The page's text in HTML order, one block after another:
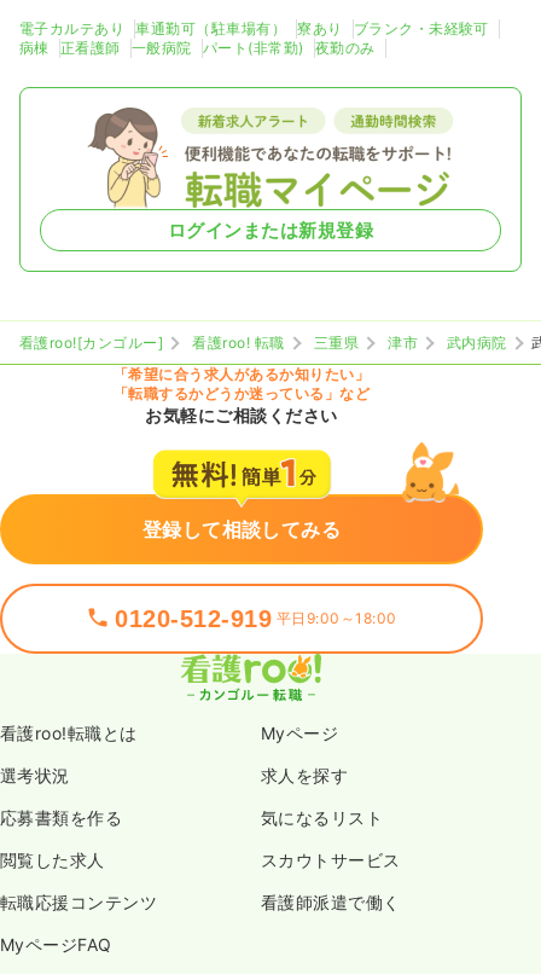
電子カルテあり 車通勤可（駐車場有） 寮あり
ブランク・未経験可
病棟
正看護師 一般病院 パート(非常勤) 夜勤のみ
ログインまたは新規登録
看護roo![カンゴルー] 看護roo! 転職 三重県 津市 武内病院
「希望に合う求人があるか知りたい」
「転職するかどうか迷っている」など
お気軽にご相談ください
登録して相談してみる
0120-512-919 平日9:00～18:00
看護roo!転職とは Myページ
選考状況 求人を探す
応募書類を作る 気になるリスト
閲覧した求人 スカウトサービス
転職応援コンテンツ 看護師派遣で働く
MyページFAQ